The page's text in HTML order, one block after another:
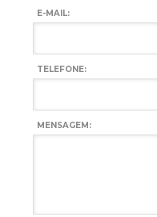
E-MAIL:
TELEFONE:
MENSAGEM: